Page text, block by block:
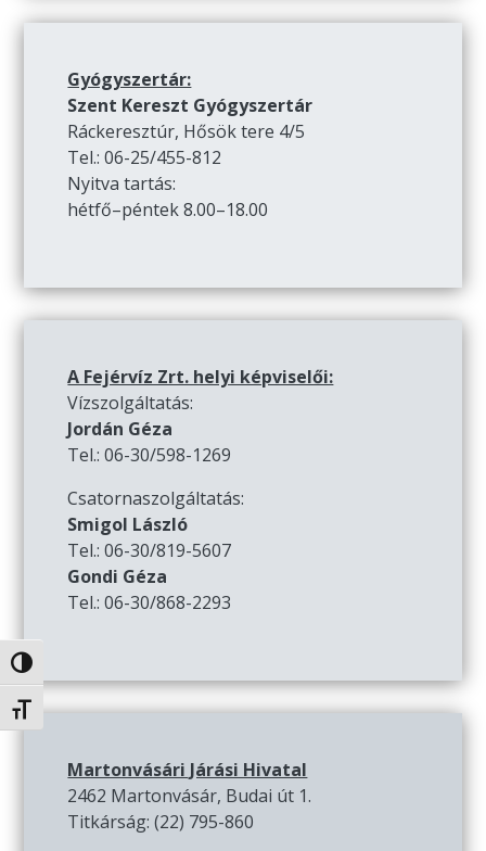
Nagy kontraszt váltása
Betűméret váltása
Gyógyszertár:
Szent Kereszt Gyógyszertár
Ráckeresztúr, Hősök tere 4/5
Tel.: 06-25/455-812
Nyitva tartás:
hétfő–péntek 8.00–18.00
A Fejérvíz Zrt. helyi képviselői:
Vízszolgáltatás:
Jordán Géza
Tel.: 06-30/598-1269
Csatornaszolgáltatás:
Smigol László
Tel.: 06-30/819-5607
Gondi Géza
Tel.: 06-30/868-2293
Martonvásári Járási Hivatal
2462 Martonvásár, Budai út 1.
Titkárság: (22) 795-860